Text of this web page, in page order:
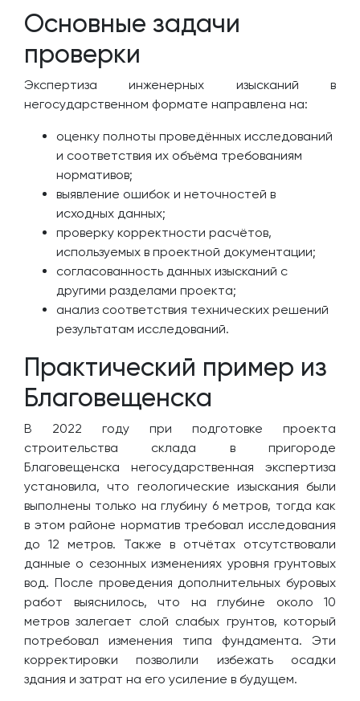
Основные задачи
проверки
Экспертиза инженерных изысканий в
негосударственном формате направлена на:
оценку полноты проведённых исследований
и соответствия их объёма требованиям
нормативов;
выявление ошибок и неточностей в
исходных данных;
проверку корректности расчётов,
используемых в проектной документации;
согласованность данных изысканий с
другими разделами проекта;
анализ соответствия технических решений
результатам исследований.
Практический пример из
Благовещенска
В 2022 году при подготовке проекта
строительства склада в пригороде
Благовещенска негосударственная экспертиза
установила, что геологические изыскания были
выполнены только на глубину 6 метров, тогда как
в этом районе норматив требовал исследования
до 12 метров. Также в отчётах отсутствовали
данные о сезонных изменениях уровня грунтовых
вод. После проведения дополнительных буровых
работ выяснилось, что на глубине около 10
метров залегает слой слабых грунтов, который
потребовал изменения типа фундамента. Эти
корректировки позволили избежать осадки
здания и затрат на его усиление в будущем.